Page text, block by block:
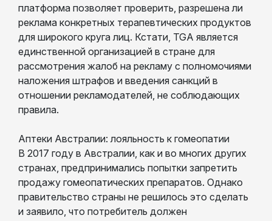
платформа позволяет проверить, разрешена ли
реклама конкретных терапевтических продуктов
для широкого круга лиц. Кстати, TGA является
единственной организацией в стране для
рассмотрения жалоб на рекламу с полномочиями
наложения штрафов и введения санкций в
отношении рекламодателей, не соблюдающих
правила.
Аптеки Австралии: лояльность к гомеопатии
В 2017 году в Австралии, как и во многих других
странах, предпринимались попытки запретить
продажу гомеопатических препаратов. Однако
правительство страны не решилось это сделать
и заявило, что потребитель должен